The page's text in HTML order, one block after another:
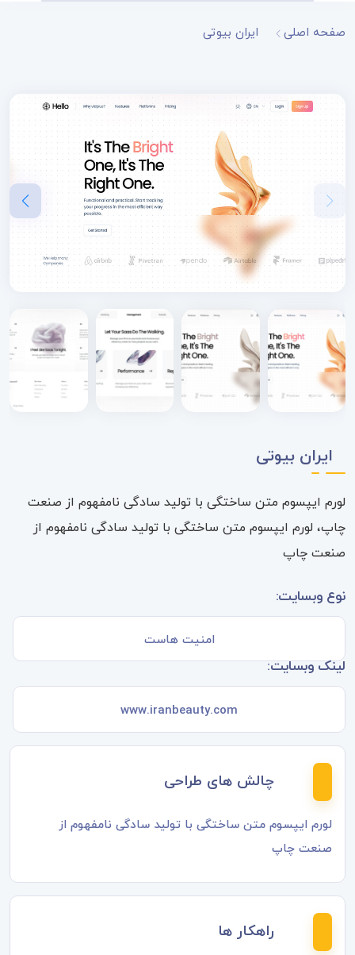
صفحه اصلی ایران بیوتی
ایران بیوتی
لورم ایپسوم متن ساختگی با تولید سادگی نامفهوم از صنعت
چاپ، لورم ایپسوم متن ساختگی با تولید سادگی نامفهوم از
صنعت چاپ
نوع وبسایت:
امنیت هاست
لینک وبسایت:
www.iranbeauty.com
چالش های طراحی
لورم ایپسوم متن ساختگی با تولید سادگی نامفهوم از
صنعت چاپ
راهکار ها